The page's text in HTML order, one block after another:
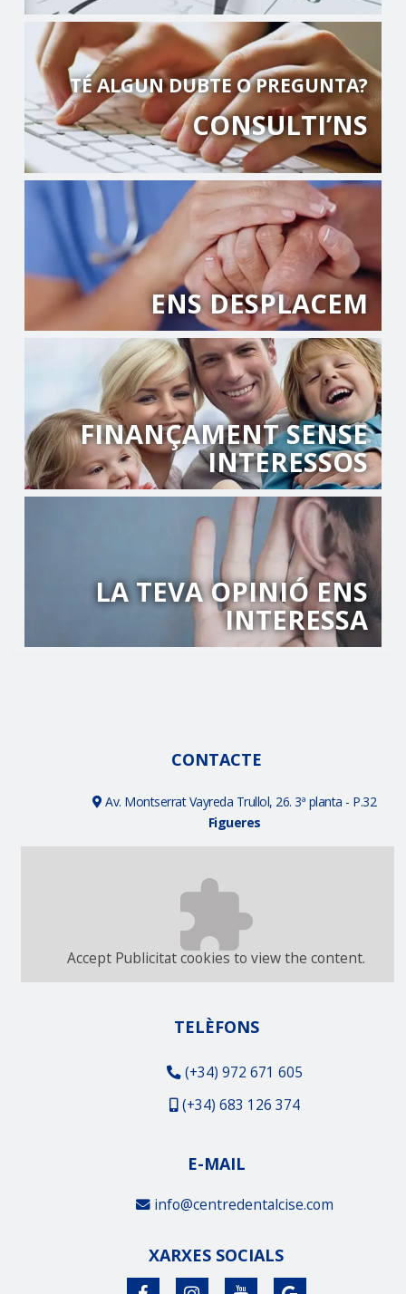
TÉ ALGUN DUBTE O PREGUNTA?
CONSULTI’NS
ENS DESPLACEM
FINANÇAMENT SENSE
INTERESSOS
LA TEVA OPINIÓ ENS
INTERESSA
CONTACTE
Av. Montserrat Vayreda Trullol, 26. 3ª planta - P.32
Figueres
Accept Publicitatcookies to view the content.
TELÈFONS
(+34) 972 671 605
(+34) 683 126 374
E-MAIL
info@centredentalcise.com
XARXES SOCIALS